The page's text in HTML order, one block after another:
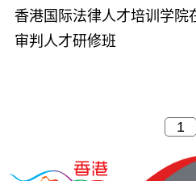
香港国际法律人才培训学院
审判人才研修班